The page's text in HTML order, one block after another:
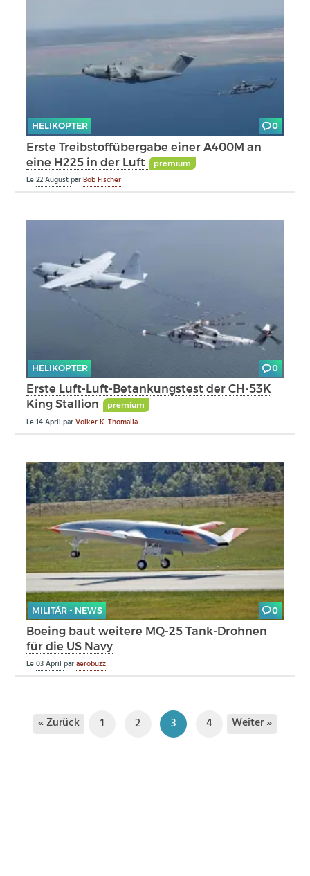
HELIKOPTER 0
Erste Treibstoffübergabe einer A400M an
eine H225 in der Luft
premium
Le22 AugustparBob Fischer
HELIKOPTER 0
Erste Luft-Luft-Betankungstest der CH-53K
King Stallion
premium
Le14 AprilparVolker K. Thomalla
MILITÄR - NEWS 0
Boeing baut weitere MQ-25 Tank-Drohnen
für die US Navy
Le03 Aprilparaerobuzz
« Zurück 1 2 3 4 Weiter »